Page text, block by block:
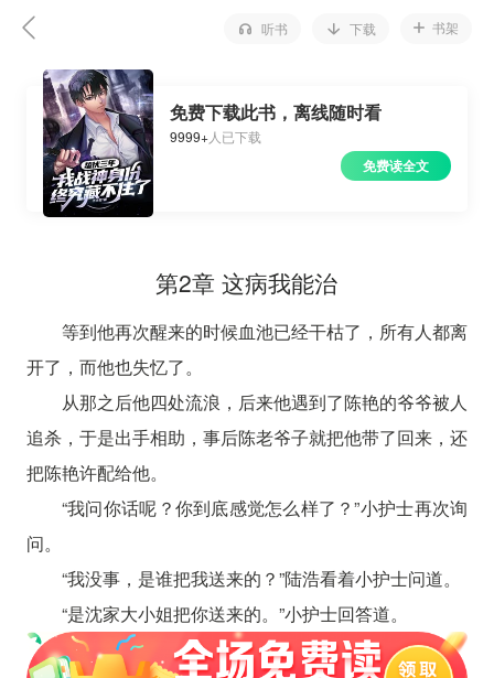
听书 下载 书架
免费下载此书，离线随时看
9999+人已下载
免费读全文
第2章 这病我能治
等到他再次醒来的时候血池已经干枯了，所有人都离
开了，而他也失忆了。
从那之后他四处流浪，后来他遇到了陈艳的爷爷被人
追杀，于是出手相助，事后陈老爷子就把他带了回来，还
把陈艳许配给他。
“我问你话呢？你到底感觉怎么样了？”小护士再次询
问。
“我没事，是谁把我送来的？”陆浩看着小护士问道。
“是沈家大小姐把你送来的。”小护士回答道。